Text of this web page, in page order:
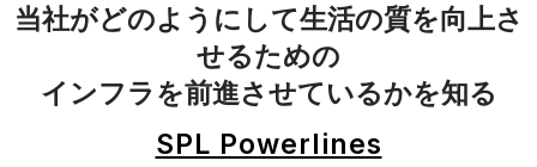
当社がどのようにして生活の質を向上さ
せるための
インフラを前進させているかを知る
SPL Powerlines